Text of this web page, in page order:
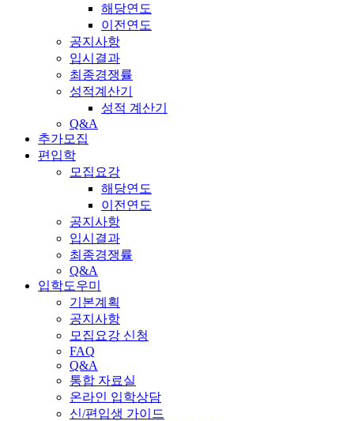
해당연도
이전연도
공지사항
입시결과
최종경쟁률
성적계산기
성적 계산기
Q&A
추가모집
편입학
모집요강
해당연도
이전연도
공지사항
입시결과
최종경쟁률
Q&A
입학도우미
기본계획
공지사항
모집요강 신청
FAQ
Q&A
통합 자료실
온라인 입학상담
신/편입생 가이드